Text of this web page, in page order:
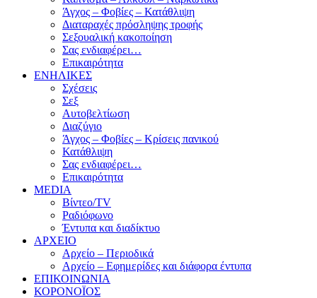
Άγχος – Φοβίες – Κατάθλιψη
Διαταραχές πρόσληψης τροφής
Σεξουαλική κακοποίηση
Σας ενδιαφέρει…
Επικαιρότητα
ΕΝΗΛΙΚΕΣ
Σχέσεις
Σεξ
Αυτοβελτίωση
Διαζύγιο
Άγχος – Φοβίες – Κρίσεις πανικού
Κατάθλιψη
Σας ενδιαφέρει…
Επικαιρότητα
MEDIA
Βίντεο/TV
Ραδιόφωνο
Έντυπα και διαδίκτυο
ΑΡΧΕΙΟ
Αρχείο – Περιοδικά
Αρχείο – Εφημερίδες και διάφορα έντυπα
ΕΠΙΚΟΙΝΩΝΙΑ
ΚΟΡΟΝΟΪΟΣ